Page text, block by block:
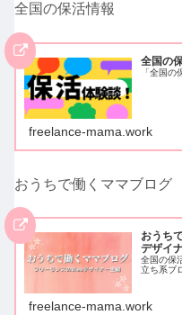
全国の保活情報
全国の
「全国の
freelance-mama.work
おうちで働くママブログ
おうち
デザイ
全国の保
立ち系ブ
freelance-mama.work